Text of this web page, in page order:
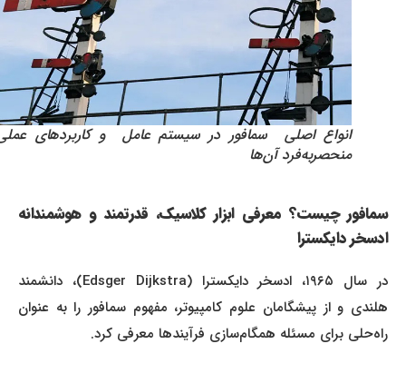
انواع اصلی سمافور در سیستم عامل و کاربردهای عملی و
منحصربه‌فرد آن‌ها
سمافور چیست؟ معرفی ابزار کلاسیک، قدرتمند و هوشمندانه
ادسخر دایکسترا
در سال ۱۹۶۵، ادسخر دایکسترا (Edsger Dijkstra)، دانشمند
هلندی و از پیشگامان علوم کامپیوتر، مفهوم سمافور را به عنوان
راه‌حلی برای مسئله همگام‌سازی فرآیندها معرفی کرد.